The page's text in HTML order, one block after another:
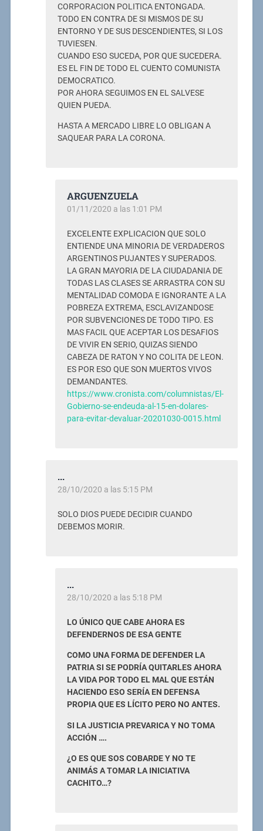
CORPORACION POLITICA ENTONGADA.
TODO EN CONTRA DE SI MISMOS DE SU
ENTORNO Y DE SUS DESCENDIENTES, SI LOS
TUVIESEN.
CUANDO ESO SUCEDA, POR QUE SUCEDERA.
ES EL FIN DE TODO EL CUENTO COMUNISTA
DEMOCRATICO.
POR AHORA SEGUIMOS EN EL SALVESE
QUIEN PUEDA.
HASTA A MERCADO LIBRE LO OBLIGAN A
SAQUEAR PARA LA CORONA.
ARGUENZUELA
01/11/2020 a las 1:01 PM
EXCELENTE EXPLICACION QUE SOLO
ENTIENDE UNA MINORIA DE VERDADEROS
ARGENTINOS PUJANTES Y SUPERADOS.
LA GRAN MAYORIA DE LA CIUDADANIA DE
TODAS LAS CLASES SE ARRASTRA CON SU
MENTALIDAD COMODA E IGNORANTE A LA
POBREZA EXTREMA, ESCLAVIZANDOSE
POR SUBVENCIONES DE TODO TIPO. ES
MAS FACIL QUE ACEPTAR LOS DESAFIOS
DE VIVIR EN SERIO, QUIZAS SIENDO
CABEZA DE RATON Y NO COLITA DE LEON.
ES POR ESO QUE SON MUERTOS VIVOS
DEMANDANTES.
https://www.cronista.com/columnistas/El-
Gobierno-se-endeuda-al-15-en-dolares-
para-evitar-devaluar-20201030-0015.html
...
28/10/2020 a las 5:15 PM
SOLO DIOS PUEDE DECIDIR CUANDO
DEBEMOS MORIR.
...
28/10/2020 a las 5:18 PM
LO ÚNICO QUE CABE AHORA ES
DEFENDERNOS DE ESA GENTE
COMO UNA FORMA DE DEFENDER LA
PATRIA SI SE PODRÍA QUITARLES AHORA
LA VIDA POR TODO EL MAL QUE ESTÁN
HACIENDO ESO SERÍA EN DEFENSA
PROPIA QUE ES LÍCITO PERO NO ANTES.
SI LA JUSTICIA PREVARICA Y NO TOMA
ACCIÓN ….
¿O ES QUE SOS COBARDE Y NO TE
ANIMÁS A TOMAR LA INICIATIVA
CACHITO…?